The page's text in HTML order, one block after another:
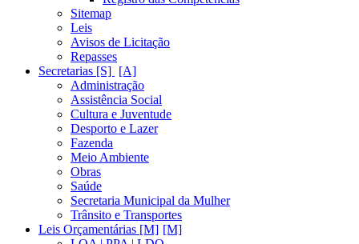
Sitemap
Leis
Avisos de Licitação
Repasses
Secretarias [S]
Administração
Assistência Social
Cultura e Juventude
Desporto e Lazer
Fazenda
Meio Ambiente
Obras
Saúde
Secretaria Municipal da Mulher
Trânsito e Transportes
Leis Orçamentárias [M]